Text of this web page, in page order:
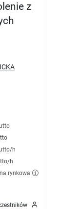
z
h
h
rynkowa